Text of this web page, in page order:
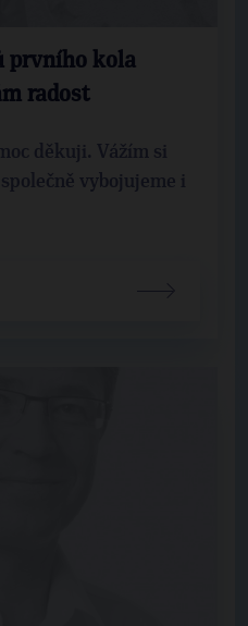
prvního kola
radost
děkuji. Vážím si
vybojujeme i